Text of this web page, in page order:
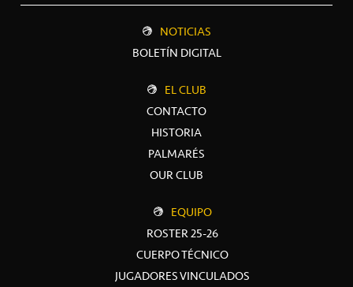
NOTICIAS
BOLETÍN DIGITAL
EL CLUB
CONTACTO
HISTORIA
PALMARÉS
OUR CLUB
EQUIPO
ROSTER 25-26
CUERPO TÉCNICO
JUGADORES VINCULADOS